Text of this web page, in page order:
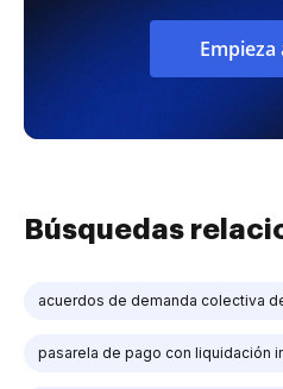
Empieza
Búsquedas
acuerdos de demanda colectiva
pasarela de pago con liquidación